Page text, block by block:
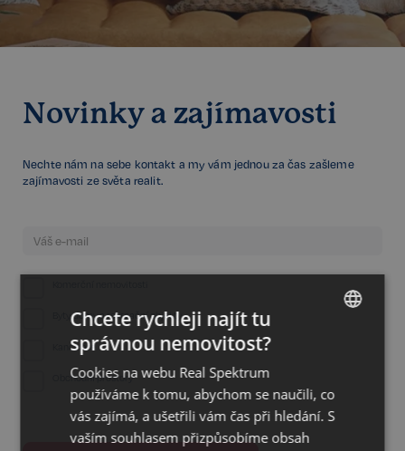
Novinky a zajímavosti
Nechte nám na sebe kontakt a my vám jednou za čas zašleme
zajímavosti ze světa realit.
Byty, domy a rekreační objekty
Kanceláře
Obchodní prostory
Chcete rychleji najít tu
správnou nemovitost?
Cookies na webu Real Spektrum
používáme k tomu, abychom se naučili, co
vás zajímá, a ušetřili vám čas při hledání. S
vaším souhlasem přizpůsobíme obsah